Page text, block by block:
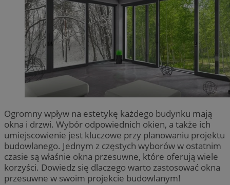
Ogromny wpływ na estetykę każdego budynku mają
okna i drzwi. Wybór odpowiednich okien, a także ich
umiejscowienie jest kluczowe przy planowaniu projektu
budowlanego. Jednym z częstych wyborów w ostatnim
czasie są właśnie okna przesuwne, które oferują wiele
korzyści. Dowiedz się dlaczego warto zastosować okna
przesuwne w swoim projekcie budowlanym!